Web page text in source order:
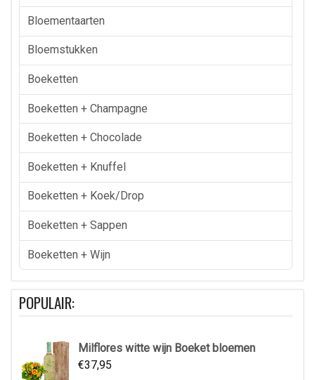
Bloementaarten
Bloemstukken
Boeketten
Boeketten + Champagne
Boeketten + Chocolade
Boeketten + Knuffel
Boeketten + Koek/drop
Boeketten + Sappen
Boeketten + Wijn
POPULAIR:
Milflores witte wijn Boeket bloemen
€37,95